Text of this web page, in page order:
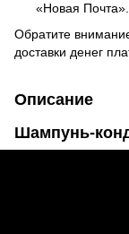
«Новая Почта».
Обратите
доставки денег
Описание
Шампунь-